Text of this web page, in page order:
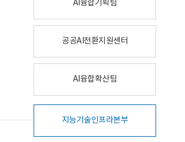
AI융합기획팀
공공AI전환지원센터
AI융합확산팀
지능기술인프라본부